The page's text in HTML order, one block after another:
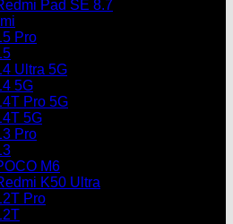
Pad SE 8.7
Pro
Ultra 5G
5G
Pro 5G
5G
Pro
M6
K50 Ultra
Pro